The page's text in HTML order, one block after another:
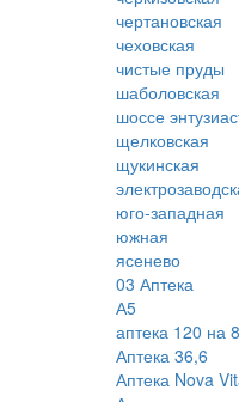
чертановская
чеховская
чистые пруды
шаболовская
шоссе
щелковская
щукинская
юго-западная
южная
ясенево
03 Аптека
А5
аптека 120 на
Аптека 36,6
Аптека Nova